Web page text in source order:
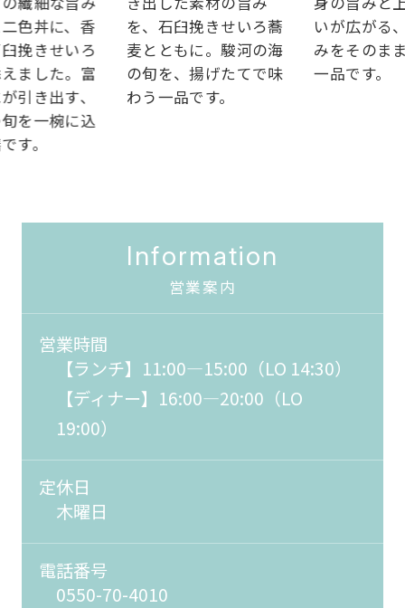
色丼に、香
挽きせいろ
ました。富
引き出す、
を一椀に込
す。
を、石臼挽きせいろ蕎
麦とともに。駿河の海
の旬を、揚げたてで味
わう一品です。
いが広がる
みをそのま
一品です。
Information
営業案内
営業時間
【ランチ】11:00―15:00（LO 14:30）
【ディナー】16:00―20:00（LO
19:00）
定休日
木曜日
電話番号
0550-70-4010